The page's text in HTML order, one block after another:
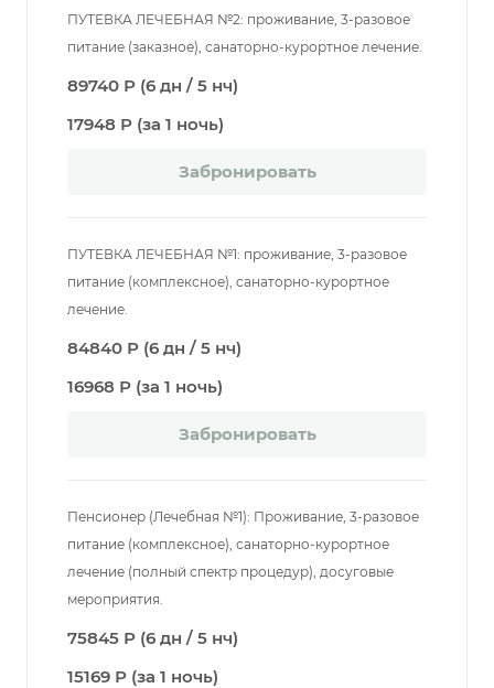
ПУТЕВКА ЛЕЧЕБНАЯ №2: проживание, 3-разовое
питание (заказное), санаторно-курортное лечение.
89740 Р (6 дн / 5 нч)
17948 Р (за 1 ночь)
Забронировать
ПУТЕВКА ЛЕЧЕБНАЯ №1: проживание, 3-разовое
питание (комплексное), санаторно-курортное
лечение.
84840 Р (6 дн / 5 нч)
16968 Р (за 1 ночь)
Забронировать
Пенсионер (Лечебная №1): Проживание, 3-разовое
питание (комплексное), санаторно-курортное
лечение (полный спектр процедур), досуговые
мероприятия.
75845 Р (6 дн / 5 нч)
15169 Р (за 1 ночь)